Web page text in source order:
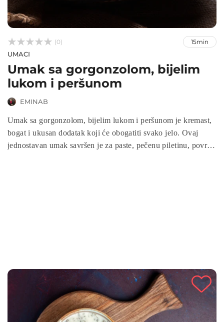


 (0) 15min
UMACI
Umak sa gorgonzolom, bijelim
lukom i peršunom
EMINAB
Umak sa gorgonzolom, bijelim lukom i peršunom je kremast,
bogat i ukusan dodatak koji će obogatiti svako jelo. Ovaj
jednostavan umak savršen je za paste, pečenu piletinu, povrće